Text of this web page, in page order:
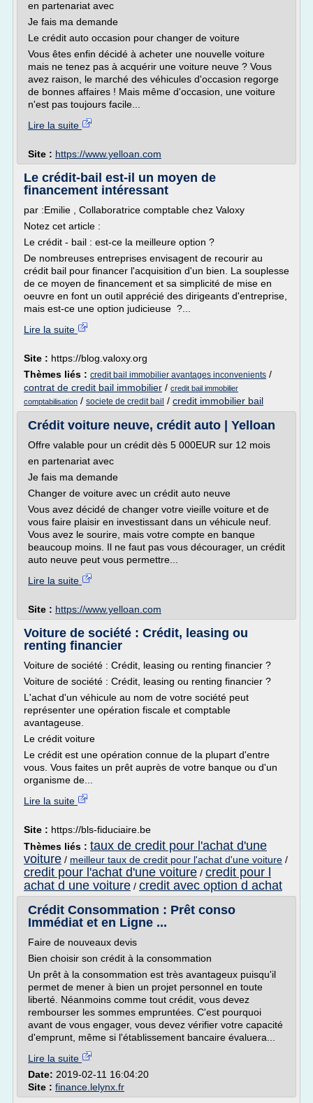
en partenariat avec
Je fais ma demande
Le crédit auto occasion pour changer de voiture
Vous êtes enfin décidé à acheter une nouvelle voiture
mais ne tenez pas à acquérir une voiture neuve ? Vous
avez raison, le marché des véhicules d'occasion regorge
de bonnes affaires ! Mais même d'occasion, une voiture
n'est pas toujours facile...
Lire la suite
Site : https://www.yelloan.com
Le crédit-bail est-il un moyen de
financement intéressant
par :Emilie , Collaboratrice comptable chez Valoxy
Notez cet article :
Le crédit - bail : est-ce la meilleure option ?
De nombreuses entreprises envisagent de recourir au
crédit bail pour financer l'acquisition d'un bien. La souplesse
de ce moyen de financement et sa simplicité de mise en
oeuvre en font un outil apprécié des dirigeants d'entreprise,
mais est-ce une option judicieuse ?...
Lire la suite
Site : https://blog.valoxy.org
Thèmes liés : credit bail immobilier avantages inconvenients /
contrat de credit bail immobilier / credit bail immobilier
comptabilisation / societe de credit bail / credit immobilier bail
Crédit voiture neuve, crédit auto | Yelloan
Offre valable pour un crédit dès 5 000EUR sur 12 mois
en partenariat avec
Je fais ma demande
Changer de voiture avec un crédit auto neuve
Vous avez décidé de changer votre vieille voiture et de
vous faire plaisir en investissant dans un véhicule neuf.
Vous avez le sourire, mais votre compte en banque
beaucoup moins. Il ne faut pas vous décourager, un crédit
auto neuve peut vous permettre...
Lire la suite
Site : https://www.yelloan.com
Voiture de société : Crédit, leasing ou
renting financier
Voiture de société : Crédit, leasing ou renting financier ?
Voiture de société : Crédit, leasing ou renting financier ?
L'achat d'un véhicule au nom de votre société peut
représenter une opération fiscale et comptable
avantageuse.
Le crédit voiture
Le crédit est une opération connue de la plupart d'entre
vous. Vous faites un prêt auprès de votre banque ou d'un
organisme de...
Lire la suite
Site : https://bls-fiduciaire.be
Thèmes liés : taux de credit pour l'achat d'une
voiture / meilleur taux de credit pour l'achat d'une voiture /
credit pour l'achat d'une voiture / credit pour l
achat d une voiture / credit avec option d achat
Crédit Consommation : Prêt conso
Immédiat et en Ligne ...
Faire de nouveaux devis
Bien choisir son crédit à la consommation
Un prêt à la consommation est très avantageux puisqu'il
permet de mener à bien un projet personnel en toute
liberté. Néanmoins comme tout crédit, vous devez
rembourser les sommes empruntées. C'est pourquoi
avant de vous engager, vous devez vérifier votre capacité
d'emprunt, même si l'établissement bancaire évaluera...
Lire la suite
Date: 2019-02-11 16:04:20
Site : finance.lelynx.fr